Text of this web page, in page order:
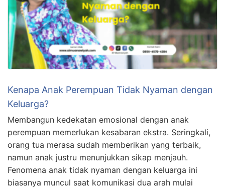
Kenapa Anak Perempuan Tidak Nyaman dengan
Keluarga?
Membangun kedekatan emosional dengan anak
perempuan memerlukan kesabaran ekstra. Seringkali,
orang tua merasa sudah memberikan yang terbaik,
namun anak justru menunjukkan sikap menjauh.
Fenomena anak tidak nyaman dengan keluarga ini
biasanya muncul saat komunikasi dua arah mulai